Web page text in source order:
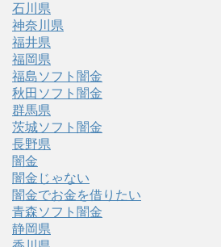
石川県
神奈川県
福井県
福岡県
福島ソフト闇金
秋田ソフト闇金
群馬県
茨城ソフト闇金
長野県
闇金
闇金じゃない
闇金でお金を借りたい
青森ソフト闇金
静岡県